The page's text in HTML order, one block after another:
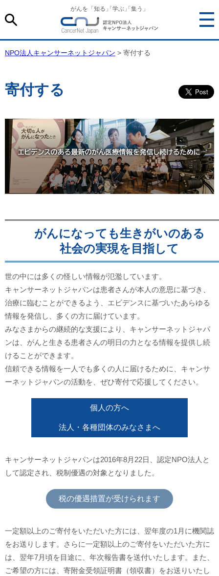
がんを「知る 「学ぶ 「集う」
NPO法人キャンサーネットジャパン > 寄付する
寄付する
がんになっても生きがいのある
社会の実現を目指して
世の中には多くの怪しい情報が氾濫しています。
キャンサーネットジャパンは患者さんが本人の意思に基づき、
治療に臨むことができるよう、エビデンスに基づいたあらゆる
情報を発信し、多くの方に届けています。
みなさまからの継続的な支援により、キャンサーネットジャパ
ンは、がんと生きる患者さんの明日の力となる情報を提供し続
けることができます。
信頼できる情報を一人でも多くの人に届けるために、キャンサ
ーネットジャパンの活動を、ぜひ寄付で応援してください。
個人の方へ
法人・各種団体のみなさまへ
キャンサーネットジャパンは2016年8月22日、認定NPO法人と
して認定され、税制優遇の対象となりました。
税の優遇措置が受けられます
一定額以上のご寄付をいただいた方には、翌年度の1月に機関誌
をお送りします。さらに一定額以上のご寄付をいただいた方に
は、翌年7月頃を目途に、年次報告書を送付いたします。また、
ご希望の方には、寄附金受領証明書（領収書）をお送りいたし